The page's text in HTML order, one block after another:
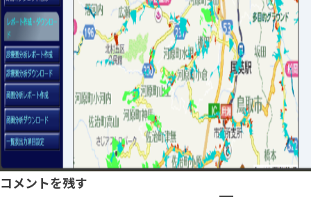
コメントを残す